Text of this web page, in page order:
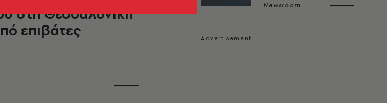
στη Θεσσαλονίκη
επιβάτες
Newsroom